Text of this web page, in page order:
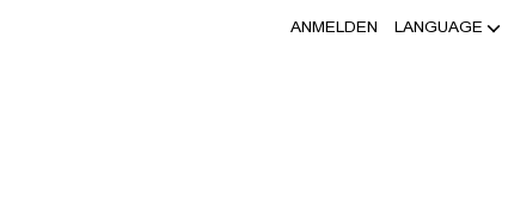
ANMELDEN LANGUAGE